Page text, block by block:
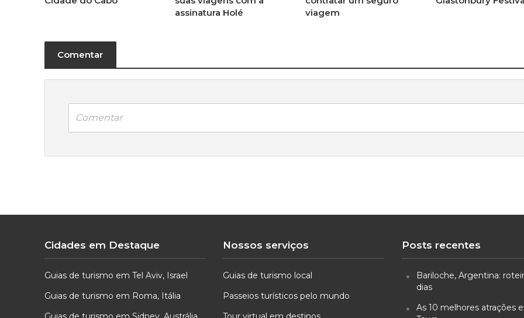
assinatura Holé
viagem
Comentar
Comentar
Cidades em Destaque
Guias de turismo em Tel Aviv, Israel
Guias de turismo em Roma, Itália
Nossos serviços
Guias de turismo local
Passeios turísticos pelo mundo
Posts recentes
Bariloche, Argentina:
dias
As 10 melhores atrações